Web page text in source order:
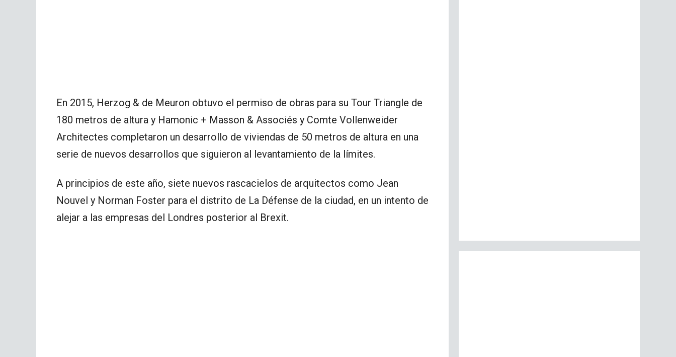
En 2015, Herzog & de Meuron obtuvo el permiso de obras para su Tour Triangle de
180 metros de altura y Hamonic + Masson & Associés y Comte Vollenweider
Architectes completaron un desarrollo de viviendas de 50 metros de altura en una
serie de nuevos desarrollos que siguieron al levantamiento de la límites.
A principios de este año, siete nuevos rascacielos de arquitectos como Jean
Nouvel y Norman Foster para el distrito de La Défense de la ciudad, en un intento de
alejar a las empresas del Londres posterior al Brexit.